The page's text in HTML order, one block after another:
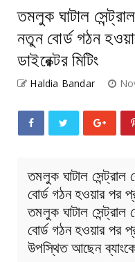
তমলুক ঘাটাল
নতুন বোর্ড গঠন
ডাইরেক্টর মিটিং
Haldia Bandar
তমলুক ঘাটাল
বোর্ড গঠন হওয়ার পর
তমলুক ঘাটাল
বোর্ড গঠন হওয়ার পর
উপস্থিত আছেন